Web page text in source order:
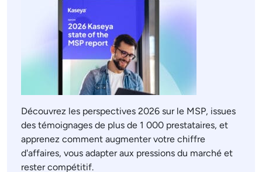
Découvrez les perspectives 2026 sur le MSP, issues
des témoignages de plus de 1 000 prestataires, et
apprenez comment augmenter votre chiffre
d'affaires, vous adapter aux pressions du marché et
rester compétitif.